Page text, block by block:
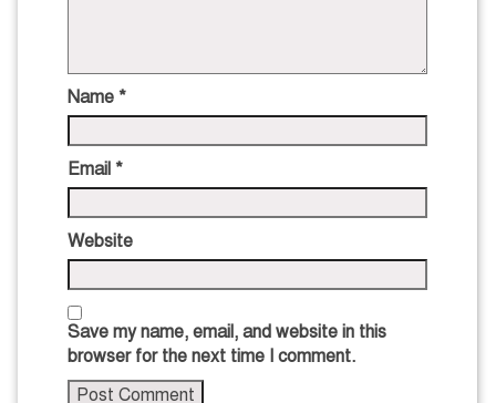
Name *
Email *
Website
Save my name, email, and website in this
browser for the next time I comment.